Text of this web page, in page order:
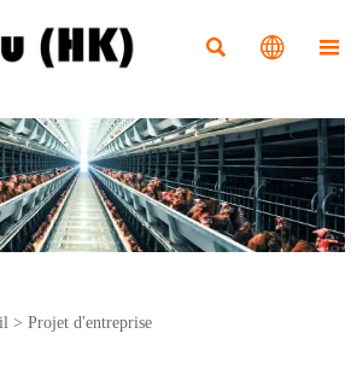
  
> Projet d'entreprise